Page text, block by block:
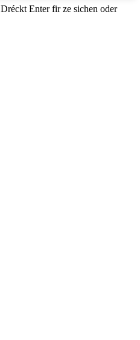
Dréckt Enter fir ze sichen oder